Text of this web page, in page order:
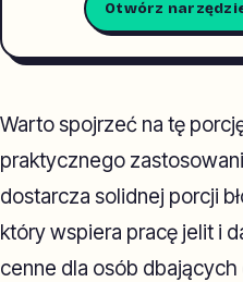
Otwórz
Warto spojrzeć na tę
praktycznego
dostarcza solidnej porcji
który wspiera pracę jelit i
cenne dla osób